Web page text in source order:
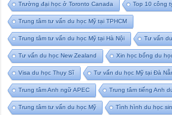
Trường đại học ở Toronto Canada Top 10 công
Trung tâm tư vấn du học Mỹ tại TPHCM
Trung tâm tư vấn du học Mỹ tại Hà Nội Tư vấn
Tư vấn du học New Zealand Xin học bổng du
Visa du học Thụy Sĩ Tư vấn du học Mỹ tại Đà
Trung tâm Anh ngữ APEC Trung tâm tiếng Anh
Trung tâm tư vấn du học Mỹ Tình hình du học